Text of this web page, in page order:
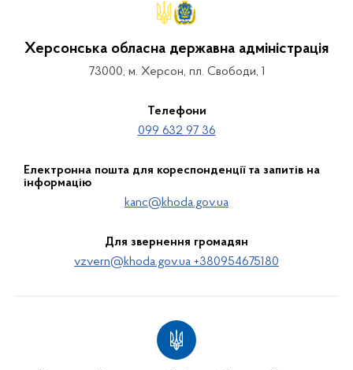
Херсонська обласна державна адміністрація
73000, м. Херсон, пл. Свободи, 1
Телефони
099 632 97 36
Електронна пошта для кореспонденції та запитів на
інформацію
kanc@khoda.gov.ua
Для звернення громадян
vzvern@khoda.gov.ua +380954675180